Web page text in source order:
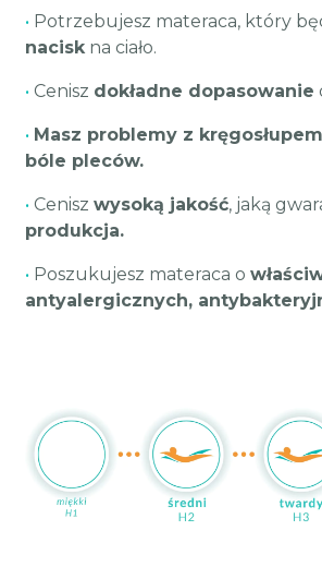
• Potrzebujesz materaca, który
naciskna ciało.
• Cenisz dokładne dopasowanie
• Masz problemy z kręgosłupem
bóle pleców.
• Cenisz wysoką jakość, jaką
produkcja.
• Poszukujesz materaca o
antyalergicznych,